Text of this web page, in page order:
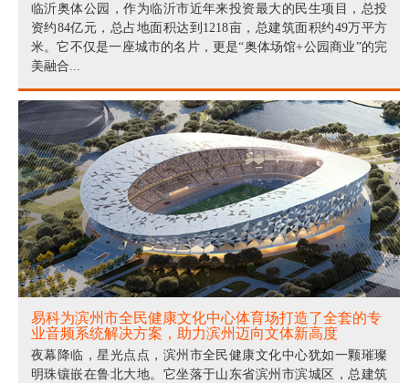
临沂奥体公园，作为临沂市近年来投资最大的民生项目，总投
资约84亿元，总占地面积达到1218亩，总建筑面积约49万平方
米。它不仅是一座城市的名片，更是“奥体场馆+公园商业”的完
美融合...
易科为滨州市全民健康文化中心体育场打造了全套的专
业音频系统解决方案，助力滨州迈向文体新高度
夜幕降临，星光点点，滨州市全民健康文化中心犹如一颗璀璨
明珠镶嵌在鲁北大地。它坐落于山东省滨州市滨城区，总建筑